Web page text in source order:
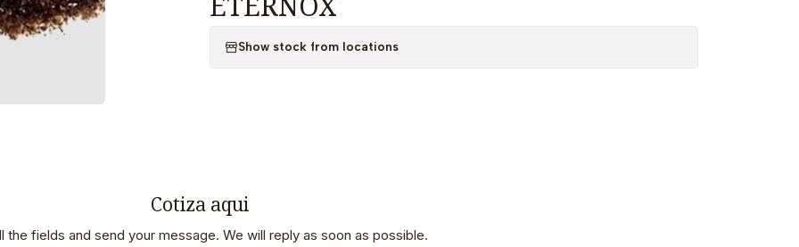
ETERNOX
Show stock from locations
Cotiza aqui
the fields and send your message. We will reply as soon as possible.